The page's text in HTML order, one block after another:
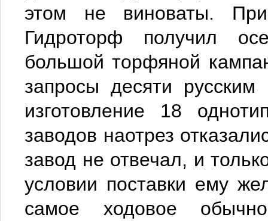
этом не виноваты.
Гидроторф получил
большой торфяной
запросы десяти
изготовление 18
заводов наотрез
завод не отвечал, и
условии поставки ему
самое ходовое